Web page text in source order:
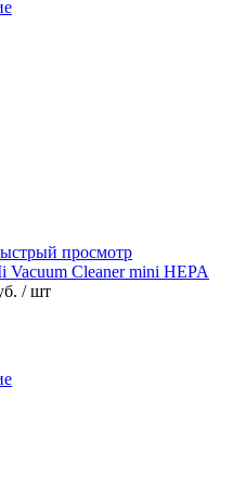
просмотр
Cleaner mini HEPA
/ шт